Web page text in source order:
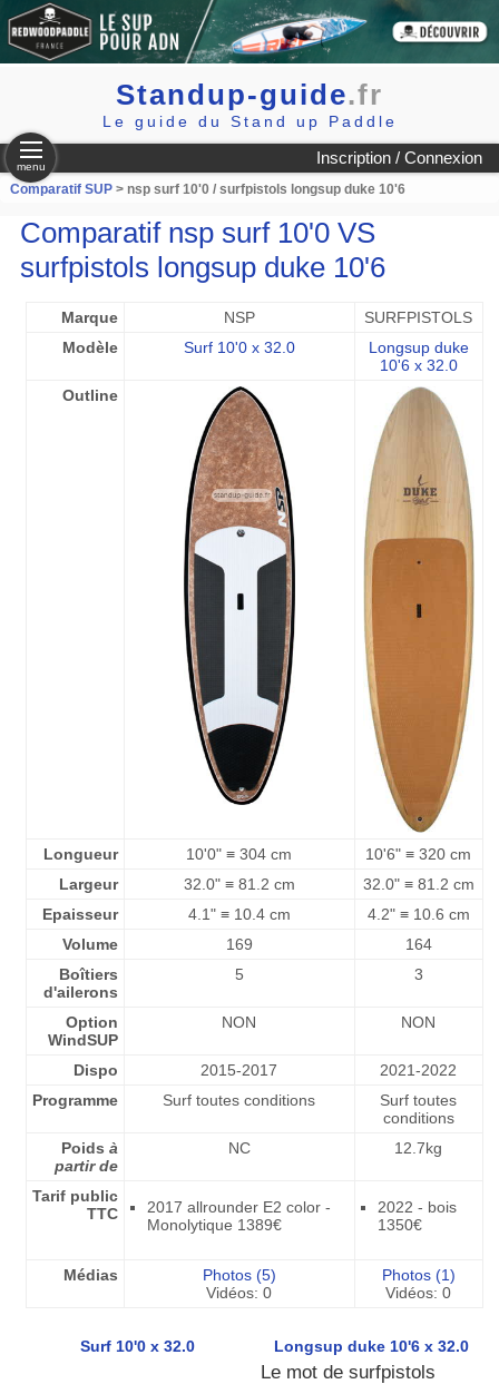
Standup-guide.fr
Le guide du Stand up Paddle
Inscription / Connexion
menu
Comparatif SUP > nsp surf 10'0 / surfpistols longsup duke 10'6
Comparatif nsp surf 10'0 VS
surfpistols longsup duke 10'6
Marque NSP
SURFPISTOLS
Modèle
Surf 10'0 x 32.0
Longsup duke
10'6 x 32.0
Outline
Longueur 10'0" ≡ 304 cm
10'6" ≡ 320 cm
Largeur
32.0" ≡ 81.2 cm
32.0" ≡ 81.2 cm
Epaisseur
4.1" ≡ 10.4 cm
4.2" ≡ 10.6 cm
Volume
169
164
Boîtiers
d'ailerons
5 3
Option
WindSUP
NON NON
Dispo 2015-2017
2021-2022
Programme
Surf toutes conditions
Surf toutes
conditions
Poids à
partir de
NC 12.7kg
Tarif public
TTC
2017 allrounder E2 color -
Monolytique 1389€
2022 - bois
1350€
Médias
Photos (5)
Vidéos: 0
Photos (1)
Vidéos: 0
Surf 10'0 x 32.0 Longsup duke 10'6 x 32.0
Le mot de surfpistols